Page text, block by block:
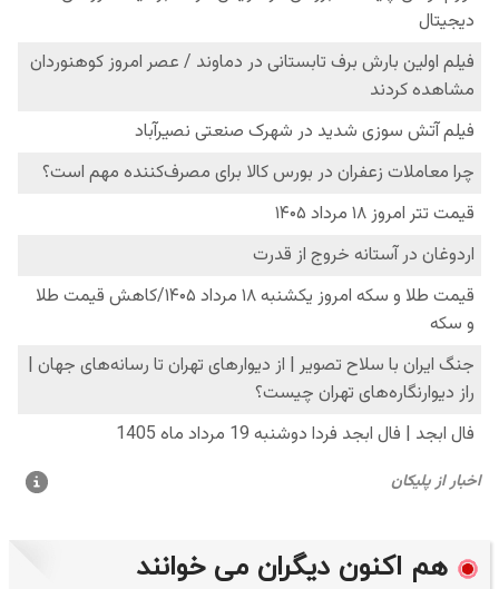
هم اکنون دیگران می خوانند